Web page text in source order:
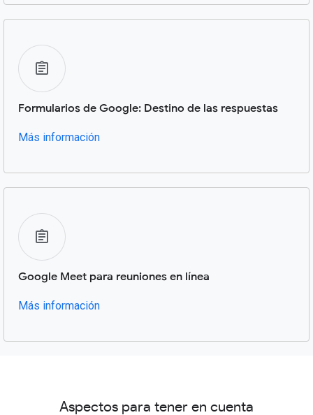
Formularios de Google: Destino de las respuestas
Más información
Google Meet para reuniones en línea
Más información
Aspectos para tener en cuenta